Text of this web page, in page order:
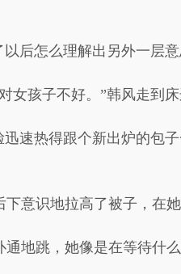
以后怎么理解出另外一层
女孩子不好。”韩风走到
迅速热得跟个新出炉的包
下意识地拉高了被子，在
通地跳，她像是在等待什